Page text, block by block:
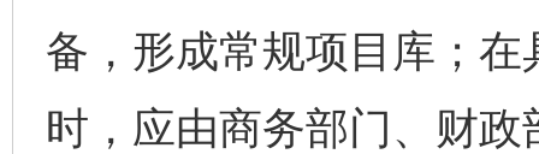
备，形成常规项目库；
时，应由商务部门、财